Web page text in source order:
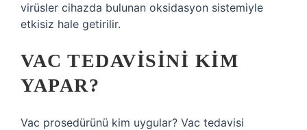
virüsler cihazda bulunan oksidasyon sistemiyle
etkisiz hale getirilir.
VAC TEDAVISINI KIM
YAPAR?
Vac prosedürünü kim uygular? Vac tedavisi